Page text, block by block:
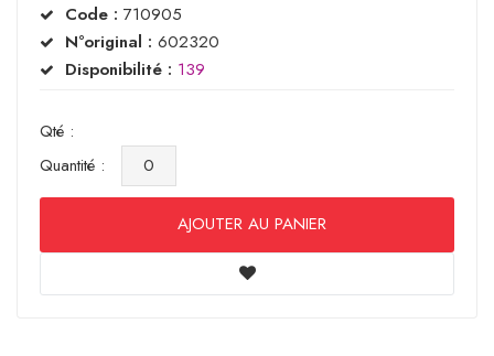
Code : 710905
N°original : 602320
Disponibilité : 139
Qté :
Quantité :
AJOUTER AU PANIER